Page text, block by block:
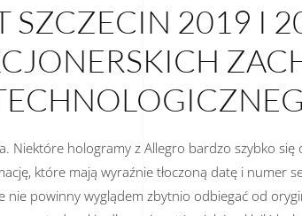
SZCZECIN 2019 I
Niektóre hologramy z Allegro bardzo szybko
które mają wyraźnie tłoczoną datę i
nie powinny wyglądem zbytnio odbiegać od